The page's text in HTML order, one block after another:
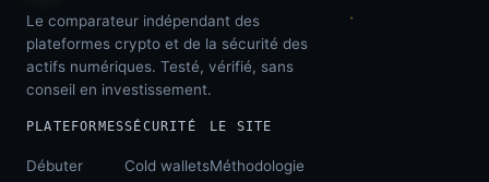
Le comparateur indépendant des
plateformes crypto et de la sécurité des
actifs numériques. Testé, vérifié, sans
conseil en investissement.
PLATEFORMES
Débuter
SÉCURITÉ
Cold wallets
LE SITE
Méthodologie